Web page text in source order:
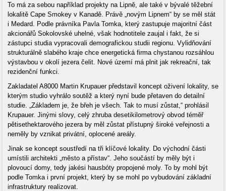
To má za sebou například projekty na Lipně, ale také v bývalé těžební
lokalitě Cape Smokey v Kanadě. Právě „novým Lipnem“ by se měl stát
i Medard. Podle právníka Pavla Tomka, který zastupuje majoritní část
akcionářů Sokolovské uhelné, však hodnotitele zaujal i fakt, že si
zástupci studia vypracovali demografickou studii regionu. Vylidňování
strukturálně slabého kraje chce energetická firma chystanou rozsáhlou
výstavbou v okolí jezera čelit. Nové území má plnit jak rekreační, tak
rezidenční funkci.
Zakladatel A8000 Martin Krupauer představil koncept oživení lokality, se
kterým studio vyhrálo soutěž a který nyní bude přetaven do detailní
studie. „Základem je, že břeh je všech. Tak to musí zůstat,“ prohlásil
Krupauer. Jinými slovy, celý zhruba desetikilometrový obvod téměř
pětisethektarového jezera by měl zůstat přístupný široké veřejnosti a
neměly by vznikat privátní, oplocené areály.
Jinak se koncept soustředí na tři klíčové lokality. Do východní části
umístili architekti „město a přístav“. Jeho součástí by měly být i
plovoucí domy, tedy jakési hausbóty propojené moly. To by mohl být
podle Tomka i první projekt, který by se mohl po vybudování základní
infrastruktury realizovat.